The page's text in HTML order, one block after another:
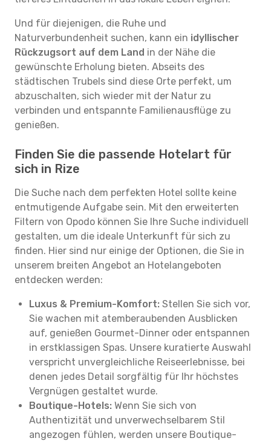
Und für diejenigen, die Ruhe und
Naturverbundenheit suchen, kann ein idyllischer
Rückzugsort auf dem Land in der Nähe die
gewünschte Erholung bieten. Abseits des
städtischen Trubels sind diese Orte perfekt, um
abzuschalten, sich wieder mit der Natur zu
verbinden und entspannte Familienausflüge zu
genießen.
Finden Sie die passende Hotelart für
sich in Rize
Die Suche nach dem perfekten Hotel sollte keine
entmutigende Aufgabe sein. Mit den erweiterten
Filtern von Opodo können Sie Ihre Suche individuell
gestalten, um die ideale Unterkunft für sich zu
finden. Hier sind nur einige der Optionen, die Sie in
unserem breiten Angebot an Hotelangeboten
entdecken werden:
Luxus & Premium-Komfort: Stellen Sie sich vor,
Sie wachen mit atemberaubenden Ausblicken
auf, genießen Gourmet-Dinner oder entspannen
in erstklassigen Spas. Unsere kuratierte Auswahl
verspricht unvergleichliche Reiseerlebnisse, bei
denen jedes Detail sorgfältig für Ihr höchstes
Vergnügen gestaltet wurde.
Boutique-Hotels: Wenn Sie sich von
Authentizität und unverwechselbarem Stil
angezogen fühlen, werden unsere Boutique-